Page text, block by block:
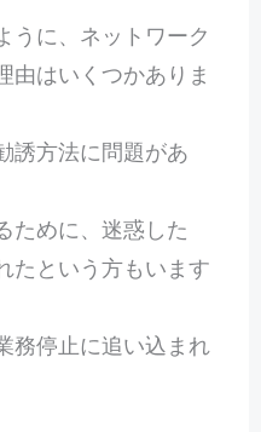
うに、ネットワーク
由はいくつかありま
誘方法に問題があ
ために、迷惑した
たという方もいます
務停止に追い込まれ